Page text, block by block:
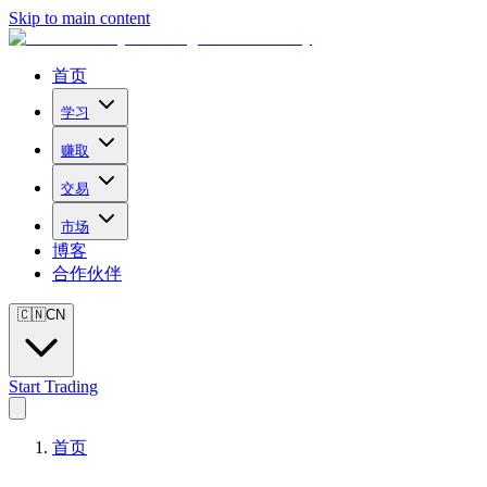
Skip to main content
首页
学习
赚取
交易
市场
博客
合作伙伴
🇨🇳CN
Start Trading
首页